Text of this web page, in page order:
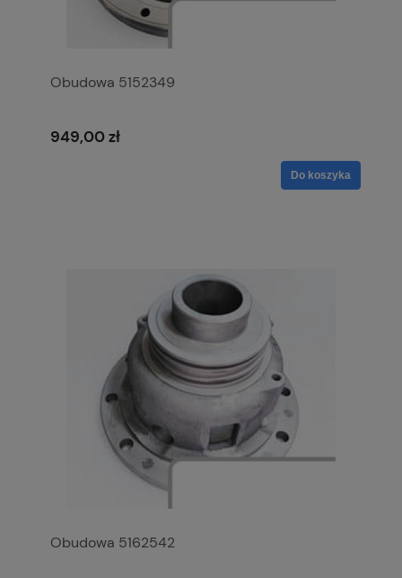
Obudowa 5152349
949,00 zł
Do koszyka
Obudowa 5162542